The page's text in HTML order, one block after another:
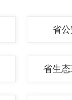
省
省生